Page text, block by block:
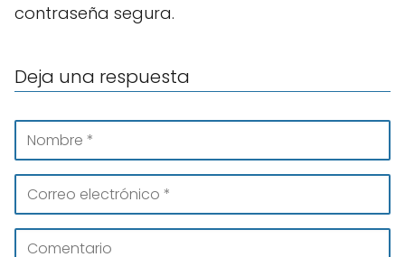
contraseña segura.
Deja una respuesta